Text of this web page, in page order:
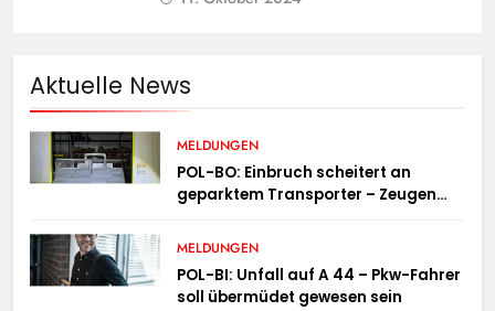
Aktuelle News
MELDUNGEN
POL-BO: Einbruch scheitert an
geparktem Transporter – Zeugen
MELDUNGEN
POL-BI: Unfall auf A 44 – Pkw-Fahrer
soll übermüdet gewesen sein